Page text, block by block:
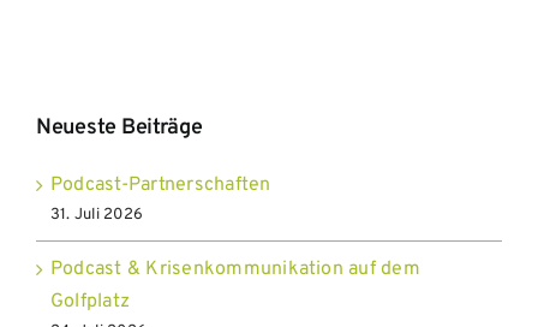
Neueste Beiträge
Podcast-Partnerschaften
31. Juli 2026
Podcast & Krisenkommunikation auf dem
Golfplatz